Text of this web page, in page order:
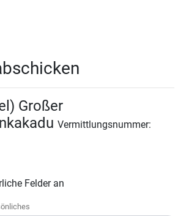
Großer
Vermittlungsnummer:
Felder an